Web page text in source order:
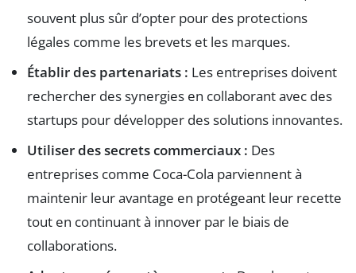
souvent plus sûr d’opter pour des protections
légales comme les brevets et les marques.
Établir des partenariats : Les entreprises doivent
rechercher des synergies en collaborant avec des
startups pour développer des solutions innovantes.
Utiliser des secrets commerciaux : Des
entreprises comme Coca-Cola parviennent à
maintenir leur avantage en protégeant leur recette
tout en continuant à innover par le biais de
collaborations.